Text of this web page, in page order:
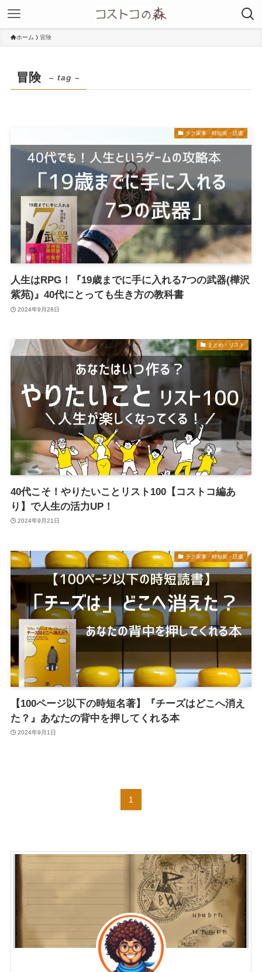
ホーム 冒険
冒険 – tag –
ラク家事・時短術・読書
人生はRPG！『19歳までに手に入れる7つの武器(樺沢
紫苑)』40代にとっても生き方の教科書
2024年9月28日
まとめ・リスト
40代こそ！やりたいことリスト100【コストコ編あ
り】で人生の活力UP！
2024年9月21日
ラク家事・時短術・読書
【100ページ以下の時短名著】『チーズはどこへ消え
た？』あなたの背中を押してくれる本
2024年9月1日
1